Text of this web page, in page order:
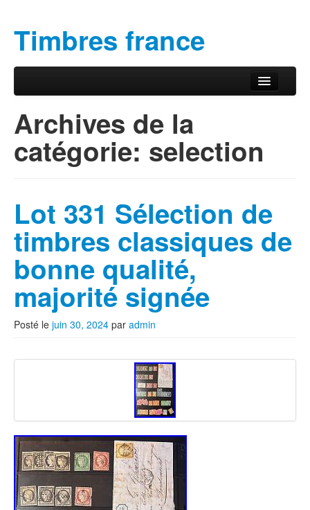
Timbres france
Menu principal
Archives de la
catégorie: selection
Lot 331 Sélection de
timbres classiques de
bonne qualité,
majorité signée
Posté le juin 30, 2024 par admin